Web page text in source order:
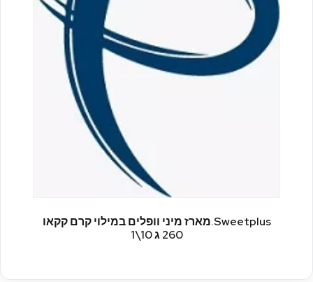
Sweetplus.מארז מיני וופלים במילוי קרם קקאו
260 ג 10\1